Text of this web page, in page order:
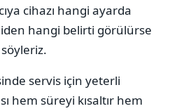
cihazı hangi ayarda
hangi belirti görülürse
servis için yeterli
hem süreyi kısaltır hem